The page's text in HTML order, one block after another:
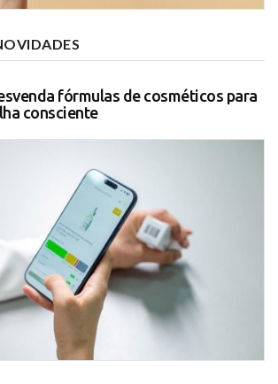
fórmulas de cosméticos para
consciente